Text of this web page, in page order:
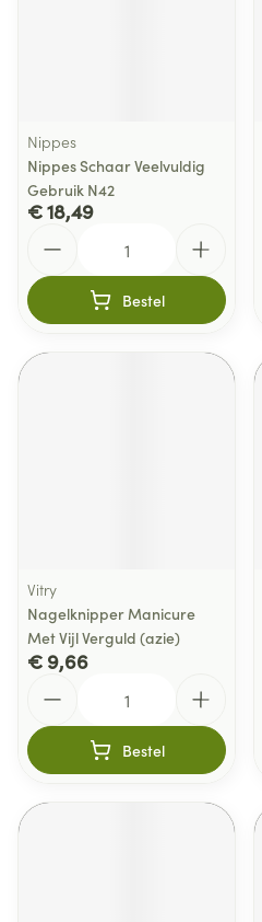
Nippes
Nippes Schaar Veelvuldig
Gebruik N42
€ 18,49
Bestel
Vitry
Nagelknipper Manicure
Met Vijl Verguld (azie)
€ 9,66
Bestel